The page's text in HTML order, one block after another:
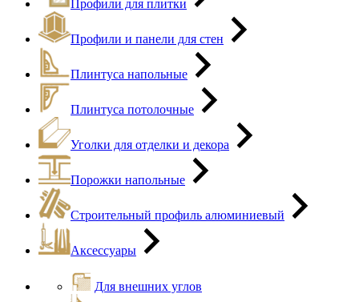
Профили для плитки
Профили и панели для стен
Плинтуса напольные
Плинтуса потолочные
Уголки для отделки и декора
Порожки напольные
Строительный профиль алюминиевый
Аксессуары
Для внешних углов